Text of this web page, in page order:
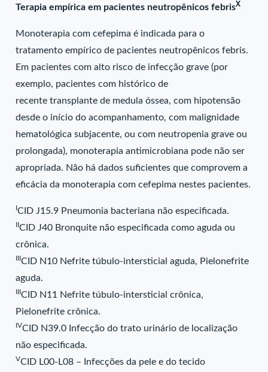
Terapia empírica em pacientes neutropênicos febrisX
Monoterapia com cefepima é indicada para o
tratamento empírico de pacientes neutropênicos febris.
Em pacientes com alto risco de infecção grave (por
exemplo, pacientes com histórico de
recente transplante de medula óssea, com hipotensão
desde o início do acompanhamento, com malignidade
hematológica subjacente, ou com neutropenia grave ou
prolongada), monoterapia antimicrobiana pode não ser
apropriada. Não há dados suficientes que comprovem a
eficácia da monoterapia com cefepima nestes pacientes.
ICID J15.9 Pneumonia bacteriana não especificada.
IICID J40 Bronquite não especificada como aguda ou
crônica.
IIICID N10 Nefrite túbulo-intersticial aguda, Pielonefrite
aguda.
IIICID N11 Nefrite túbulo-intersticial crônica,
Pielonefrite crônica.
IVCID N39.0 Infecção do trato urinário de localização
não especificada.
VCID L00-L08 – Infecções da pele e do tecido